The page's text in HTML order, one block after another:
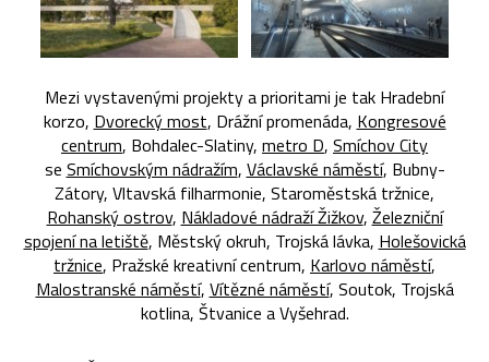
Mezi vystavenými projekty a prioritami je tak Hradební
korzo, Dvorecký most, Drážní promenáda, Kongresové
centrum, Bohdalec-Slatiny, metro D, Smíchov City
se Smíchovským nádražím, Václavské náměstí, Bubny-
Zátory, Vltavská filharmonie, Staroměstská tržnice,
Rohanský ostrov, Nákladové nádraží Žižkov, Železniční
spojení na letiště, Městský okruh, Trojská lávka, Holešovická
tržnice, Pražské kreativní centrum, Karlovo náměstí,
Malostranské náměstí, Vítězné náměstí, Soutok, Trojská
kotlina, Štvanice a Vyšehrad.